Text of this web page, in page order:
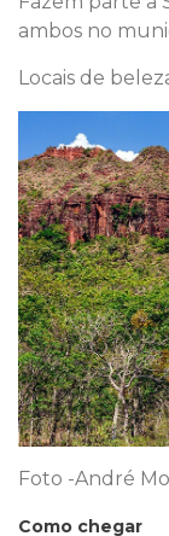
ambos no
Locais de
Foto -André
Como chegar